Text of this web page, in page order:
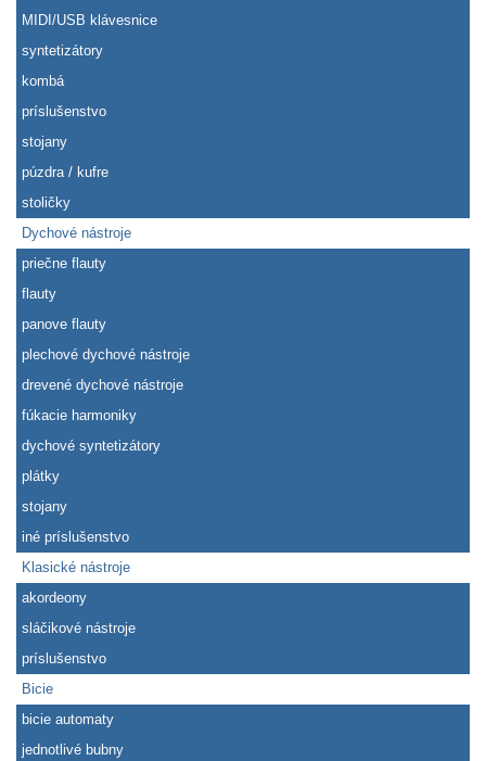
MIDI/USB klávesnice
syntetizátory
kombá
príslušenstvo
stojany
púzdra / kufre
stoličky
Dychové nástroje
priečne flauty
flauty
panove flauty
plechové dychové nástroje
drevené dychové nástroje
fúkacie harmoniky
dychové syntetizátory
plátky
stojany
iné príslušenstvo
Klasické nástroje
akordeony
sláčikové nástroje
príslušenstvo
Bicie
bicie automaty
jednotlivé bubny